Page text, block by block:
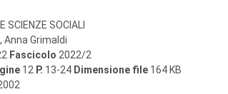
SCIENZE SOCIALI
Anna Grimaldi
Fascicolo 2022/2
12 P. 13-24 Dimensione file 164 KB